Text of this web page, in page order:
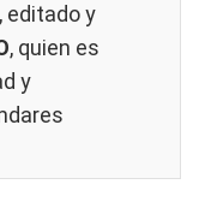
editado y
, quien es
y